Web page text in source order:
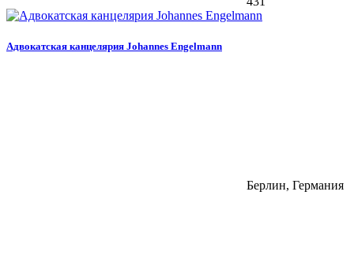
Адвокатская канцелярия Johannes Engelmann
Берлин, Германия